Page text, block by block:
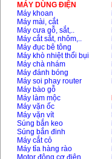
May phun rua xe
Ergen EN6700 Eco
(2600W)
Price 1990000
May bom Van The hut
sau day xa
Price: 2650000
May bom nuoc CM32-
160A (3KW)
Price:6500000
MÁY DÙNG ĐIỆN
Máy khoan
Máy mài, cắt
Máy cưa gỗ, sắt,..
Máy cắt sắt, nhôm,..
Máy đục bê tông
Máy khò nhiệt thổi bụi
Máy chà nhám
Máy đánh bóng
Máy soi phay router
Máy bào gỗ
Máy làm mộc
Máy vặn ốc
Máy vặn vít
Súng bắn keo
Súng bắn đinh
Máy cắt cỏ
Máy tỉa hàng rào
Motor động cơ điện